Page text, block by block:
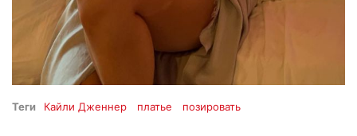
Теги Кайли Дженнер платье позировать